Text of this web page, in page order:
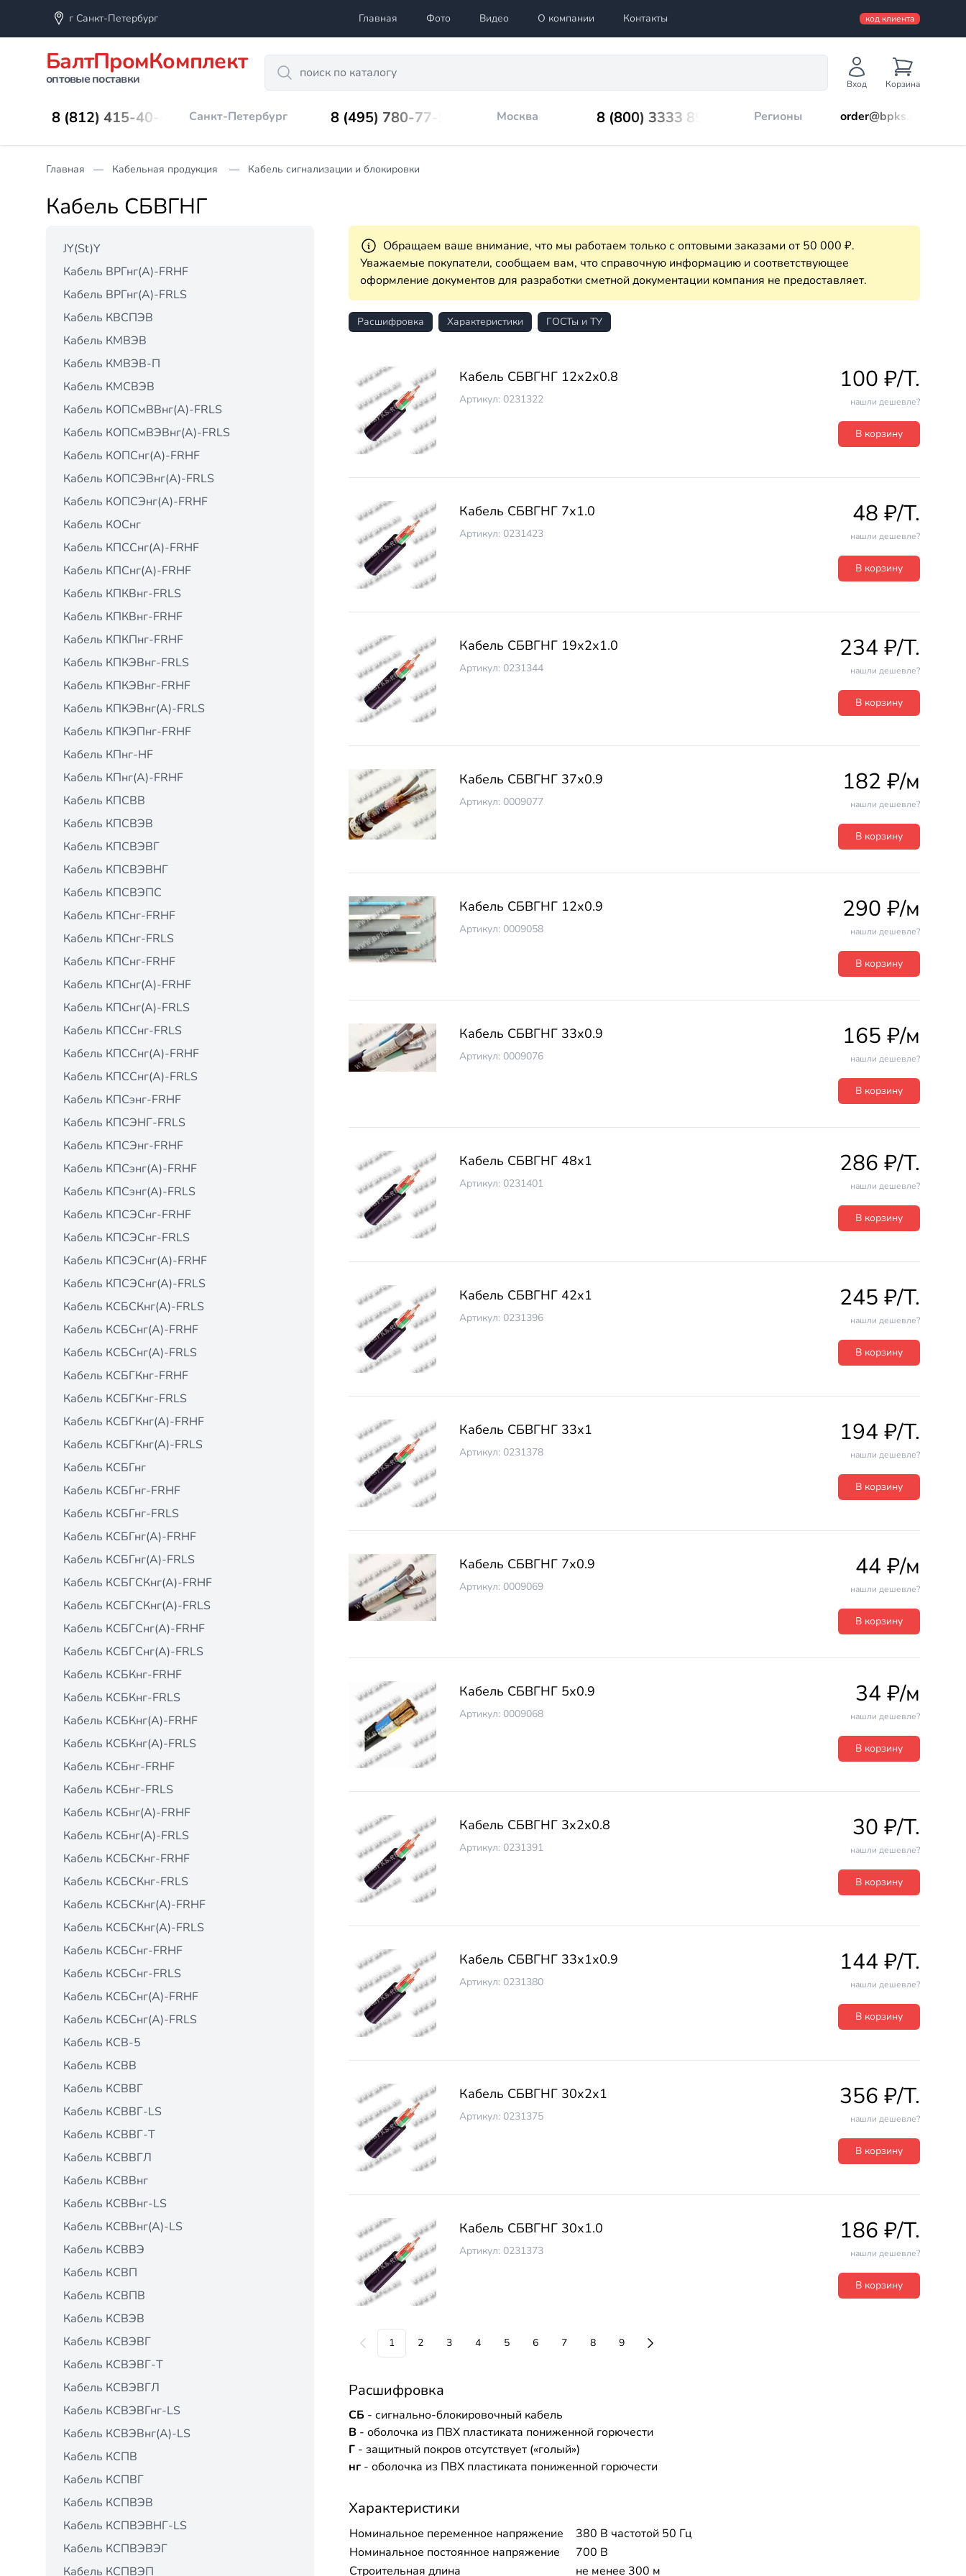
г Санкт-Петербург Главная Фото Видео О компании Контакты код клиента
БалтПромКомплект
оптовые поставки
Search
Вход Корзина
8 (812) 415-40-45 Санкт-Петербург 8 (495) 780-77-98 Москва 8 (800) 3333 899 Регионы order@bpks.ru
Главная Кабельная продукция Кабель сигнализации и блокировки
Кабель СБВГНГ
JY(St)Y
Кабель ВРГнг(А)-FRHF
Кабель ВРГнг(А)-FRLS
Кабель КВСПЭВ
Кабель КМВЭВ
Кабель КМВЭВ-П
Кабель КМСВЭВ
Кабель КОПСмВВнг(А)-FRLS
Кабель КОПСмВЭВнг(А)-FRLS
Кабель КОПСнг(А)-FRНF
Кабель КОПСЭВнг(А)-FRLS
Кабель КОПСЭнг(А)-FRНF
Кабель КОСнг
Кабель КПCCнг(А)-FRHF
Кабель КПCнг(А)-FRHF
Кабель КПКВнг-FRLS
Кабель КПКВнг-FRНF
Кабель КПКПнг-FRНF
Кабель КПКЭВнг-FRLS
Кабель КПКЭВнг-FRНF
Кабель КПКЭВнг(А)-FRLS
Кабель КПКЭПнг-FRНF
Кабель КПнг-HF
Кабель КПнг(А)-FRHF
Кабель КПСВВ
Кабель КПСВЭВ
Кабель КПСВЭВГ
Кабель КПСВЭВНГ
Кабель КПСВЭПС
Кабель КПСнг-FRHF
Кабель КПСнг-FRLS
Кабель КПСнг-FRНF
Кабель КПСнг(А)-FRHF
Кабель КПСнг(А)-FRLS
Кабель КПССнг-FRLS
Кабель КПССнг(А)-FRHF
Кабель КПССнг(А)-FRLS
Кабель КПСэнг-FRHF
Кабель КПСЭНГ-FRLS
Кабель КПСЭнг-FRНF
Кабель КПСэнг(А)-FRHF
Кабель КПСэнг(А)-FRLS
Кабель КПСЭСнг-FRHF
Кабель КПСЭСнг-FRLS
Кабель КПСЭСнг(А)-FRHF
Кабель КПСЭСнг(А)-FRLS
Кабель КСБCКнг(А)-FRLS
Кабель КСБCнг(А)-FRHF
Кабель КСБCнг(А)-FRLS
Кабель КСБГКнг-FRHF
Кабель КСБГКнг-FRLS
Кабель КСБГКнг(А)-FRHF
Кабель КСБГКнг(А)-FRLS
Кабель КСБГнг
Кабель КСБГнг-FRHF
Кабель КСБГнг-FRLS
Кабель КСБГнг(А)-FRHF
Кабель КСБГнг(А)-FRLS
Кабель КСБГСКнг(А)-FRHF
Кабель КСБГСКнг(А)-FRLS
Кабель КСБГСнг(А)-FRHF
Кабель КСБГСнг(А)-FRLS
Кабель КСБКнг-FRHF
Кабель КСБКнг-FRLS
Кабель КСБКнг(А)-FRHF
Кабель КСБКнг(А)-FRLS
Кабель КСБнг-FRHF
Кабель КСБнг-FRLS
Кабель КСБнг(А)-FRHF
Кабель КСБнг(А)-FRLS
Кабель КСБСКнг-FRHF
Кабель КСБСКнг-FRLS
Кабель КСБСКнг(А)-FRHF
Кабель КСБСКнг(А)-FRLS
Кабель КСБСнг-FRHF
Кабель КСБСнг-FRLS
Кабель КСБСнг(А)-FRHF
Кабель КСБСнг(А)-FRLS
Кабель КСВ-5
Кабель КСВВ
Кабель КСВВГ
Кабель КСВВГ-LS
Кабель КСВВГ-Т
Кабель КСВВГЛ
Кабель КСВВнг
Кабель КСВВнг-LS
Кабель КСВВнг(А)-LS
Кабель КСВВЭ
Кабель КСВП
Кабель КСВПВ
Кабель КСВЭВ
Кабель КСВЭВГ
Кабель КСВЭВГ-Т
Кабель КСВЭВГЛ
Кабель КСВЭВГнг-LS
Кабель КСВЭВнг(А)-LS
Кабель КСПВ
Кабель КСПВГ
Кабель КСПВЭВ
Кабель КСПВЭВНГ-LS
Кабель КСПВЭВЭГ
Кабель КСПВЭП
Обращаем ваше внимание, что мы работаем только с оптовыми заказами от 50 000 ₽.
Уважаемые покупатели, сообщаем вам, что справочную информацию и соответствующее
оформление документов для разработки сметной документации компания не предоставляет.
Расшифровка Характеристики ГОСТы и ТУ
Кабель СБВГНГ 12х2х0.8
Артикул: 0231322
100 ₽/T.
нашли дешевле?
В корзину
Кабель СБВГНГ 7х1.0
Артикул: 0231423
48 ₽/T.
нашли дешевле?
В корзину
Кабель СБВГНГ 19х2х1.0
Артикул: 0231344
234 ₽/T.
нашли дешевле?
В корзину
Кабель СБВГНГ 37х0.9
Артикул: 0009077
182 ₽/м
нашли дешевле?
В корзину
Кабель СБВГНГ 12х0.9
Артикул: 0009058
290 ₽/м
нашли дешевле?
В корзину
Кабель СБВГНГ 33х0.9
Артикул: 0009076
165 ₽/м
нашли дешевле?
В корзину
Кабель СБВГНГ 48х1
Артикул: 0231401
286 ₽/T.
нашли дешевле?
В корзину
Кабель СБВГНГ 42х1
Артикул: 0231396
245 ₽/T.
нашли дешевле?
В корзину
Кабель СБВГНГ 33х1
Артикул: 0231378
194 ₽/T.
нашли дешевле?
В корзину
Кабель СБВГНГ 7х0.9
Артикул: 0009069
44 ₽/м
нашли дешевле?
В корзину
Кабель СБВГНГ 5х0.9
Артикул: 0009068
34 ₽/м
нашли дешевле?
В корзину
Кабель СБВГНГ 3х2х0.8
Артикул: 0231391
30 ₽/T.
нашли дешевле?
В корзину
Кабель СБВГНГ 33х1х0.9
Артикул: 0231380
144 ₽/T.
нашли дешевле?
В корзину
Кабель СБВГНГ 30х2х1
Артикул: 0231375
356 ₽/T.
нашли дешевле?
В корзину
Кабель СБВГНГ 30х1.0
Артикул: 0231373
186 ₽/T.
нашли дешевле?
В корзину
1 2 3 4 5 6 7 8 9
Расшифровка
СБ - сигнально-блокировочный кабель
В - оболочка из ПВХ пластиката пониженной горючести
Г - защитный покров отсутствует («голый»)
нг - оболочка из ПВХ пластиката пониженной горючести
Характеристики
Номинальное переменное напряжение
380 В частотой 50 Гц
Номинальное постоянное напряжение
700 В
Строительная длина
не менее 300 м